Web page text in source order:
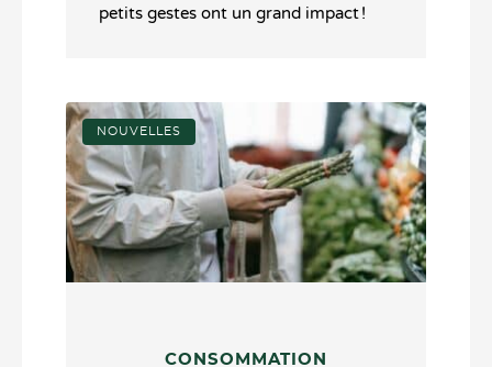
petits gestes ont un grand impact !
NOUVELLES
CONSOMMATION